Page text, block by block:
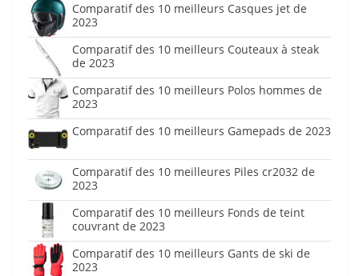
Comparatif des 10 meilleurs Casques jet de
2023
Comparatif des 10 meilleurs Couteaux à steak
de 2023
Comparatif des 10 meilleurs Polos hommes de
2023
Comparatif des 10 meilleurs Gamepads de 2023
Comparatif des 10 meilleures Piles cr2032 de
2023
Comparatif des 10 meilleurs Fonds de teint
couvrant de 2023
Comparatif des 10 meilleurs Gants de ski de
2023